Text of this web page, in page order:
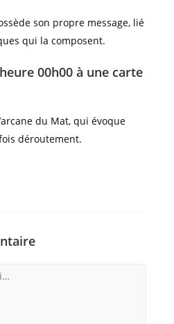
son propre message, lié
qui la composent.
00h00 à une carte
du Mat, qui évoque
déroutement.